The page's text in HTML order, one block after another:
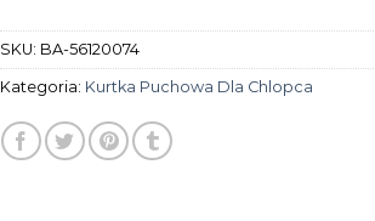
SKU: BA-56120074
Kategoria: Kurtka Puchowa Dla Chlopca